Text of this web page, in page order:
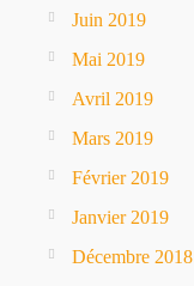
Juin 2019
Mai 2019
Avril 2019
Mars 2019
Février 2019
Janvier 2019
Décembre 2018